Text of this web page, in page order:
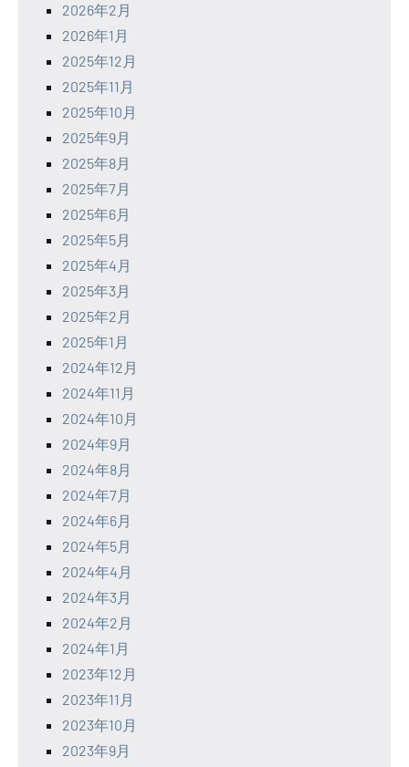
2026年2月
2026年1月
2025年12月
2025年11月
2025年10月
2025年9月
2025年8月
2025年7月
2025年6月
2025年5月
2025年4月
2025年3月
2025年2月
2025年1月
2024年12月
2024年11月
2024年10月
2024年9月
2024年8月
2024年7月
2024年6月
2024年5月
2024年4月
2024年3月
2024年2月
2024年1月
2023年12月
2023年11月
2023年10月
2023年9月